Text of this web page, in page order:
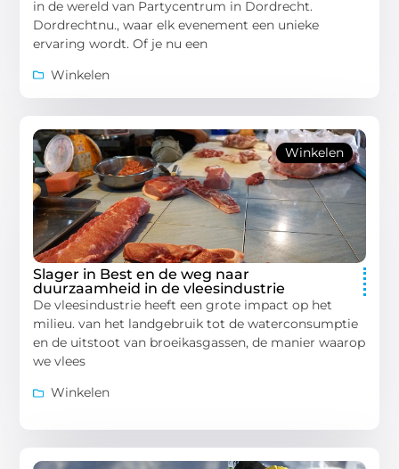
in de wereld van Partycentrum in Dordrecht.
Dordrechtnu., waar elk evenement een unieke
ervaring wordt. Of je nu een
Winkelen
Winkelen
Slager in Best en de weg naar
duurzaamheid in de vleesindustrie
De vleesindustrie heeft een grote impact op het
milieu. van het landgebruik tot de waterconsumptie
en de uitstoot van broeikasgassen, de manier waarop
we vlees
Winkelen